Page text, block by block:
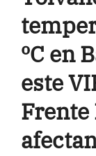
ºC en
este
Frente